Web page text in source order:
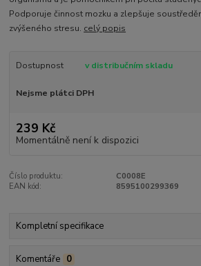
Podporuje činnost mozku a zlepšuje
zvýšeného stresu. celý popis
Dostupnost v distribučním skladu
Nejsme plátci DPH
239 Kč
Momentálně není k dispozici
Číslo produktu:
C0008E
EAN kód:
8595100299369
Kompletní specifikace
Komentáře 0